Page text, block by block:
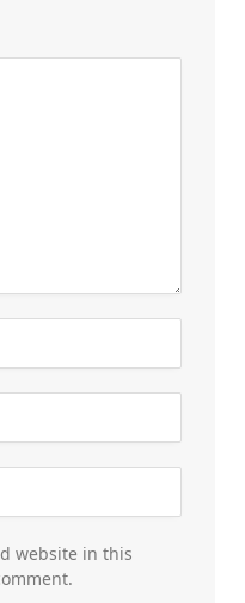
website in this